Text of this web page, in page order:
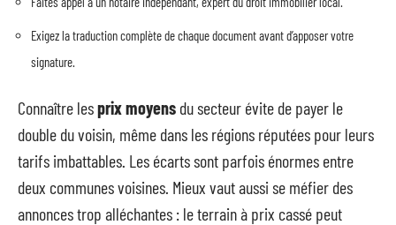
Exigez la traduction complète de chaque document avant d’apposer votre
signature.
Connaître lesprix moyens du secteur évite de payer le
double du voisin, même dans les régions réputées pour leurs
tarifs imbattables. Les écarts sont parfois énormes entre
deux communes voisines. Mieux vaut aussi se méfier des
annonces trop alléchantes : le terrain à prix cassé peut